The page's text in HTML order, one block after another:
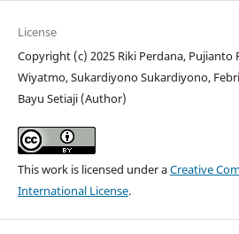
License
Copyright (c) 2025 Riki Perdana, Pujianto
Wiyatmo, Sukardiyono Sukardiyono,
Bayu Setiaji (Author)
This work is licensed under aCreative
International License.